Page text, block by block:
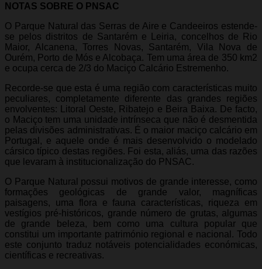
NOTAS SOBRE O PNSAC
O Parque Natural das Serras de Aire e Candeeiros estende-
se pelos distritos de Santarém e Leiria, concelhos de Rio
Maior, Alcanena, Torres Novas, Santarém, Vila Nova de
Ourém, Porto de Mós e Alcobaça. Tem uma área de 350 km2
e ocupa cerca de 2/3 do Maciço Calcário Estremenho.
Recorde-se que esta é uma região com características muito
peculiares, completamente diferente das grandes regiões
envolventes: Litoral Oeste, Ribatejo e Beira Baixa. De facto,
o Maciço tem uma unidade intrínseca que não é desmentida
pelas divisões administrativas. É o maior maciço calcário em
Portugal, e aquele onde é mais desenvolvido o modelado
cársico típico destas regiões. Foi esta, aliás, uma das razões
que levaram à institucionalização do PNSAC.
O Parque Natural possui motivos de grande interesse, como
formações geológicas de grande valor, magníficas
paisagens, uma flora e fauna características, riqueza em
vestígios pré-históricos, grande número de grutas, algumas
de grande beleza, bem como uma cultura popular que
constitui um importante património regional e nacional. Todo
este conjunto traduz notáveis potencialidades económicas,
científicas e recreativas.